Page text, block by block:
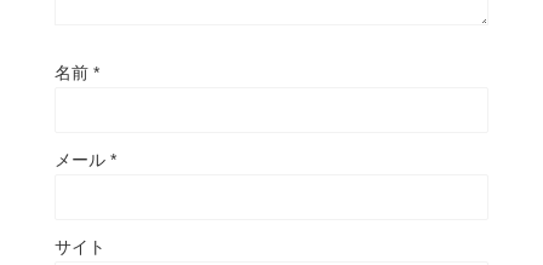
名前 *
メール *
サイト